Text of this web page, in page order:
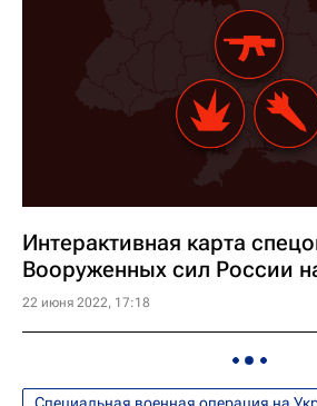
Интерактивная карта
Вооруженных сил России
22 июня 2022, 17:18
Специальная военная операция на